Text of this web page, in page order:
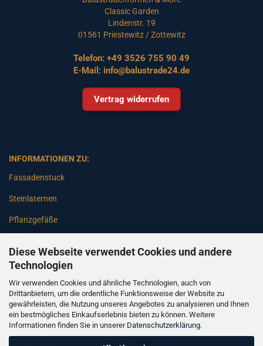
Diese Webseite verwendet Cookies und andere
Technologien
Wir verwenden Cookies und ähnliche Technologien, auch von
Drittanbietern, um die ordentliche Funktionsweise der Website zu
gewährleisten, die Nutzung unseres Angebotes zu analysieren und Ihnen
ein bestmögliches Einkaufserlebnis bieten zu können. Weitere
Informationen finden Sie in unserer Datenschutzerklärung.
Classic Garden
Lindenstr. 19
01561 Priestewitz / Zottewitz
Telefon: +49 3526 755 90 49
E-Mail: info@balustrade24.de
Vertrag widerrufen
INFORMATIONEN ZU:
Fassadenstuck
Steinlaternen
Pflanzgefäße
Gartenbänke
Pfeiler
Gartenbrunnen
Gartenfiguren